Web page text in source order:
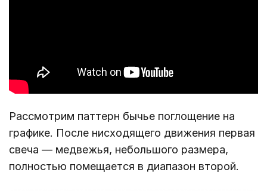
Рассмотрим паттерн бычье поглощение на
графике. После нисходящего движения первая
свеча ― медвежья, небольшого размера,
полностью помещается в диапазон второй.